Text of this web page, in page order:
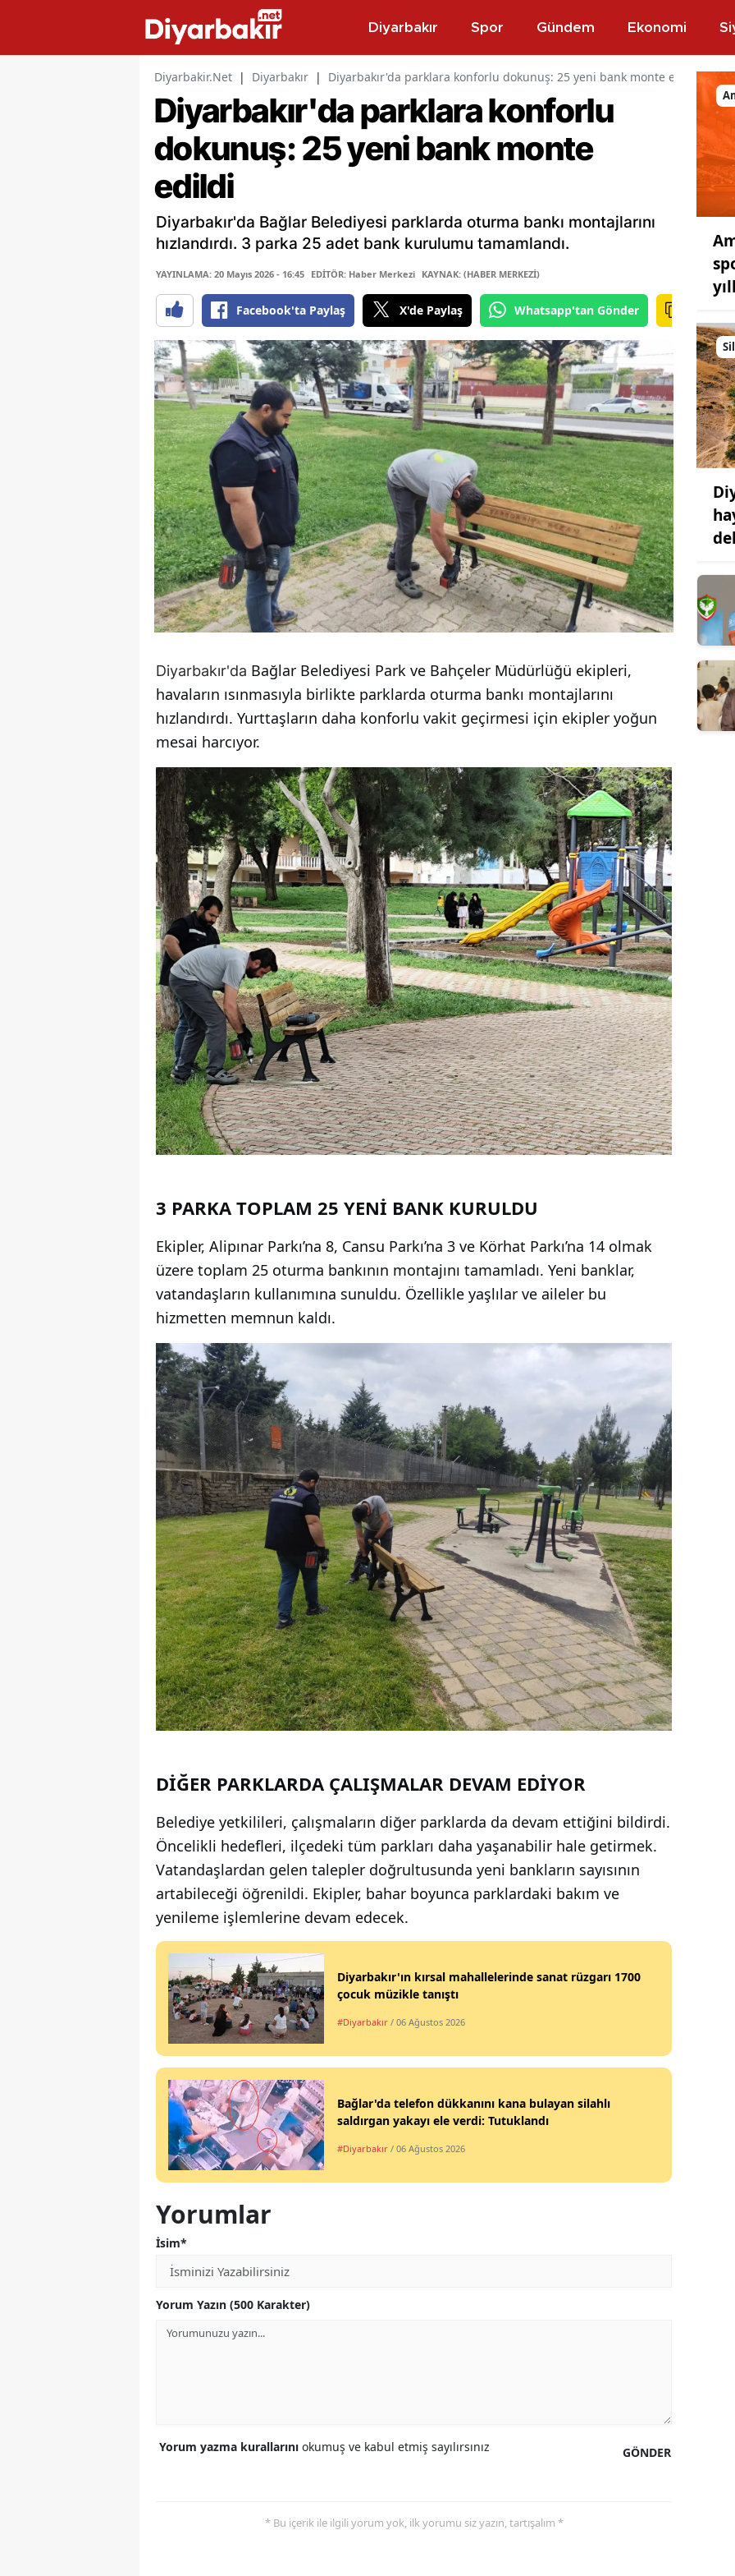
Diyarbakır Spor Gündem Ekonomi
Diyarbakir.Net | Diyarbakır | Diyarbakır'da parklara konforlu dokunuş: 25 yeni bank monte edildi
Diyarbakır'da parklara konforlu
dokunuş: 25 yeni bank monte
edildi
Diyarbakır'da Bağlar Belediyesi parklarda oturma bankı montajlarını
hızlandırdı. 3 parka 25 adet bank kurulumu tamamlandı.
YAYINLAMA: 20 Mayıs 2026 - 16:45 EDİTÖR: Haber Merkezi KAYNAK: (HABER MERKEZİ)
Facebook'ta Paylaş X'de Paylaş Whatsapp'tan Gönder
Diyarbakır'da Bağlar Belediyesi Park ve Bahçeler Müdürlüğü ekipleri,
havaların ısınmasıyla birlikte parklarda oturma bankı montajlarını
hızlandırdı. Yurttaşların daha konforlu vakit geçirmesi için ekipler yoğun
mesai harcıyor.
3 PARKA TOPLAM 25 YENİ BANK KURULDU
Ekipler, Alipınar Parkı’na 8, Cansu Parkı’na 3 ve Körhat Parkı’na 14 olmak
üzere toplam 25 oturma bankının montajını tamamladı. Yeni banklar,
vatandaşların kullanımına sunuldu. Özellikle yaşlılar ve aileler bu
hizmetten memnun kaldı.
DİĞER PARKLARDA ÇALIŞMALAR DEVAM EDİYOR
Belediye yetkilileri, çalışmaların diğer parklarda da devam ettiğini bildirdi.
Öncelikli hedefleri, ilçedeki tüm parkları daha yaşanabilir hale getirmek.
Vatandaşlardan gelen talepler doğrultusunda yeni bankların sayısının
artabileceği öğrenildi. Ekipler, bahar boyunca parklardaki bakım ve
yenileme işlemlerine devam edecek.
Diyarbakır'ın kırsal mahallelerinde sanat rüzgarı 1700
çocuk müzikle tanıştı
#Diyarbakır / 06 Ağustos 2026
Bağlar'da telefon dükkanını kana bulayan silahlı
saldırgan yakayı ele verdi: Tutuklandı
#Diyarbakır / 06 Ağustos 2026
Yorumlar
İsim*
Yorum Yazın (500 Karakter)
GÖNDER
Yorum yazma kurallarını okumuş ve kabul etmiş sayılırsınız
* Bu içerik ile ilgili yorum yok, ilk yorumu siz yazın, tartışalım *